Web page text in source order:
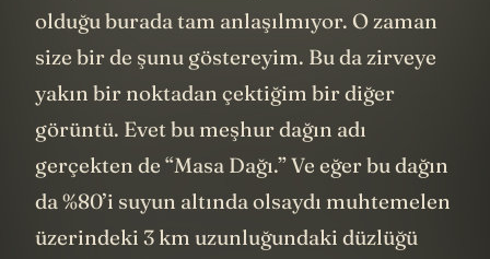
olduğu burada tam anlaşılmıyor. O zaman
size bir de şunu göstereyim. Bu da zirveye
yakın bir noktadan çektiğim bir diğer
görüntü. Evet bu meşhur dağın adı
gerçekten de “Masa Dağı.” Ve eğer bu dağın
da %80’i suyun altında olsaydı muhtemelen
üzerindeki 3 km uzunluğundaki düzlüğü